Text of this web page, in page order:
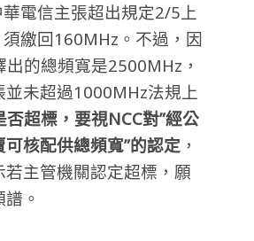
電信主張超出規定2/5上
繳回160MHz。不過，因
出的總頻寬是2500MHz，
並未超過1000MHz法規上
否超標，要視NCC對”經公
核配供總頻寬”的認定 ，
主管機關認定超標，願
。